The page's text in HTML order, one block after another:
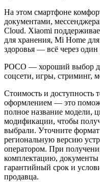
На этом смартфоне
документами,
Cloud. Xiaomi
для хранения, Mi Home
здоровья — всё через один
POCO — хороший выбор
соцсети, игры, стриминг,
Стоимость и доступность
оформлением — это
полное название модели,
модификации, чтобы
выбрали. Уточните
региональную версию
оператором. При
комплектацию,
гарантийный срок и
продавца.